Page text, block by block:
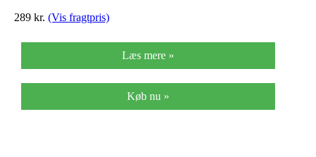
289 kr. (Vis fragtpris)
Læs mere »
Køb nu »